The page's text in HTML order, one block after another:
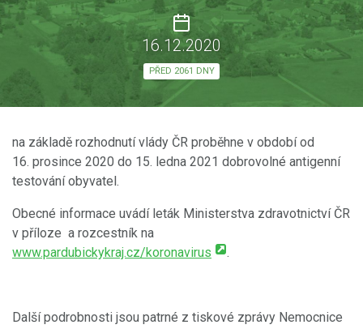
16.12.2020
PŘED 2061 DNY
na základě rozhodnutí vlády ČR proběhne v období od
16. prosince 2020 do 15. ledna 2021 dobrovolné antigenní
testování obyvatel.
Obecné informace uvádí leták Ministerstva zdravotnictví ČR
v příloze a rozcestník na
www.pardubickykraj.cz/koronavirus
.
Další podrobnosti jsou patrné z tiskové zprávy Nemocnice